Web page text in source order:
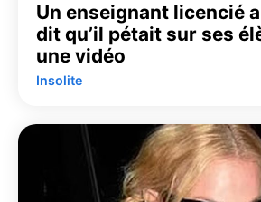
Un enseignant licencié
dit qu’il pétait sur ses
une vidéo
Insolite